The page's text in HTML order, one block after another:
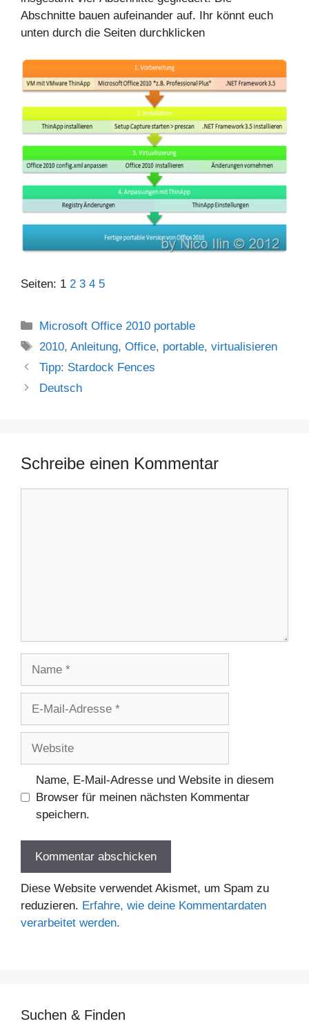
Abschnitte bauen aufeinander auf. Ihr könnt euch
unten durch die Seiten durchklicken
Seiten: 1 2 3 4 5
Kategorien
Microsoft Office 2010 portable
Schlagwörter
2010,Anleitung,Office, portable,virtualisieren
Tipp: Stardock Fences
Deutsch
Schreibe einen Kommentar
Adresse
Name, E-Mail-Adresse und Website in diesem
Browser für meinen nächsten Kommentar
speichern.
Diese Website verwendet Akismet, um Spam zu
reduzieren. Erfahre, wie deine Kommentardaten
verarbeitet werden.
Suchen & Finden